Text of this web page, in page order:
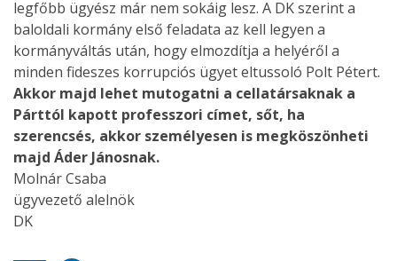
legfőbb ügyész már nem sokáig lesz. A DK szerint a
baloldali kormány első feladata az kell legyen a
kormányváltás után, hogy elmozdítja a helyéről a
minden fideszes korrupciós ügyet eltussoló Polt Pétert.
Akkor majd lehet mutogatni a cellatársaknak a
Párttól kapott professzori címet, sőt, ha
szerencsés, akkor személyesen is megköszönheti
majd Áder Jánosnak.
Molnár Csaba
ügyvezető alelnök
DK